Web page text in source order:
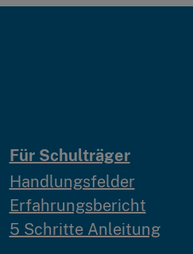
Für Schulträger
Handlungsfelder
Erfahrungsbericht
5 Schritte Anleitung